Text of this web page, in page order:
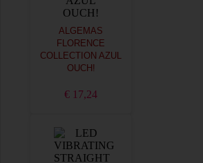
ALGEMAS
FLORENCE
COLLECTION AZUL
OUCH!
€ 17,24